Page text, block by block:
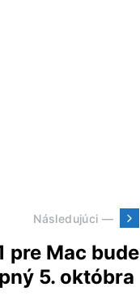
Následujúci —
pre Mac bude
5. októbra